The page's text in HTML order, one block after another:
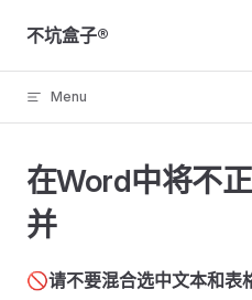
Skip to content
不坑盒子®
Menu
在Word中将不
并
🚫请不要混合选中文本和表